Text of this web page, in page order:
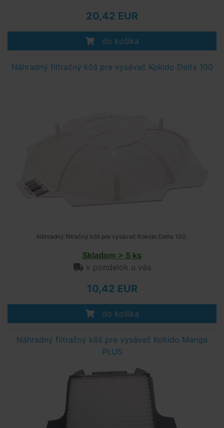
20,42 EUR
do košíka
Náhradný filtračný kôš pre vysávač Kokido Delta 100
Náhradný filtračný kôš pre vysávač Kokido Delta 100.
Skladom > 5 ks
v pondelok u vás
10,42 EUR
do košíka
Náhradný filtračný kôš pre vysávač Kokido Manga
PLUS